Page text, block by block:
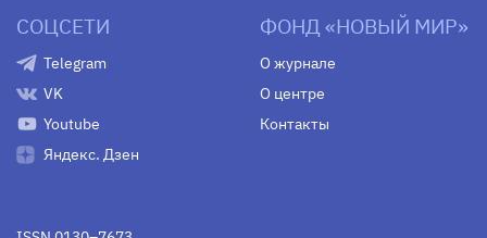
СОЦСЕТИ
Telegram
VK
Youtube
Яндекс. Дзен
ФОНД «НОВЫЙ МИР»
О журнале
О центре
Контакты